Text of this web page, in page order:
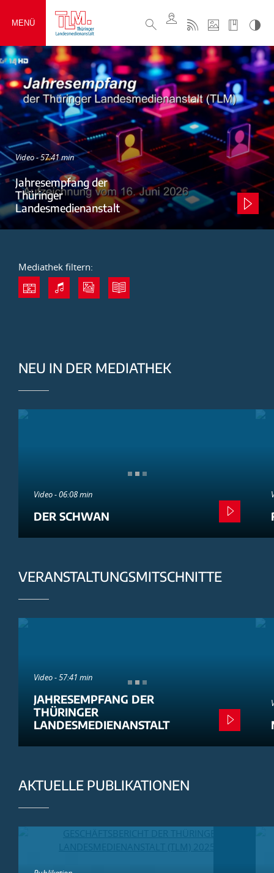
MENÜ
Video - 57:41 min
Jahresempfang der
Thüringer
Landesmedienanstalt
Mediathek filtern:
NEU IN DER MEDIATHEK
Video - 06:08 min
DER SCHWAN
VERANSTALTUNGSMITSCHNITTE
Video - 57:41 min
JAHRESEMPFANG DER
THÜRINGER
LANDESMEDIENANSTALT
AKTUELLE PUBLIKATIONEN